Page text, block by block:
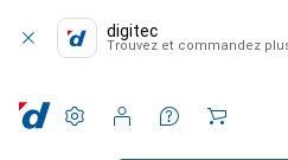
digitec
Trouvez et commandez
Paramètres
Compte client
Listes de comparaison
Listes d'envies
Panier